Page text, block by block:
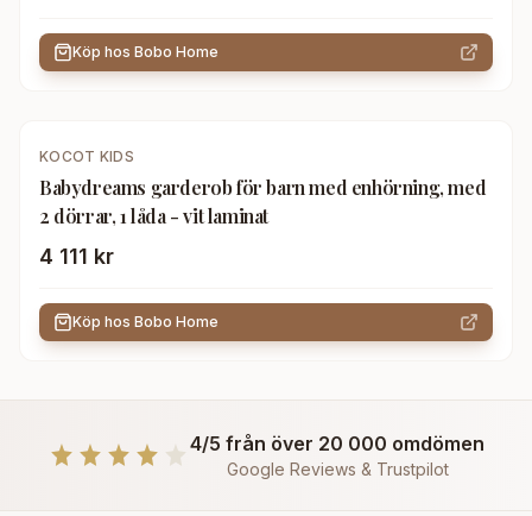
Köp hos Bobo Home
KOCOT KIDS
Babydreams garderob för barn med enhörning, med
2 dörrar, 1 låda - vit laminat
4 111 kr
Köp hos Bobo Home
4/5 från över 20 000 omdömen
Google Reviews & Trustpilot